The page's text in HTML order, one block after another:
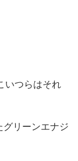
いつらはそれ
リーンエナジ